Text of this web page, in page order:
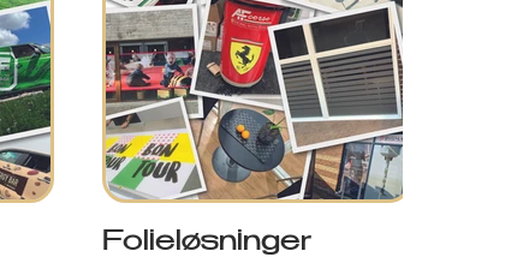
Folieløsninger